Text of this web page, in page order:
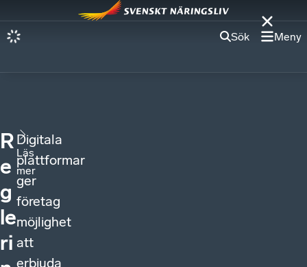
Sök Meny
R
e
g
le
ri
Digitala
plattformar
ger
företag
möjlighet
att
erbjuda
Läs
mer